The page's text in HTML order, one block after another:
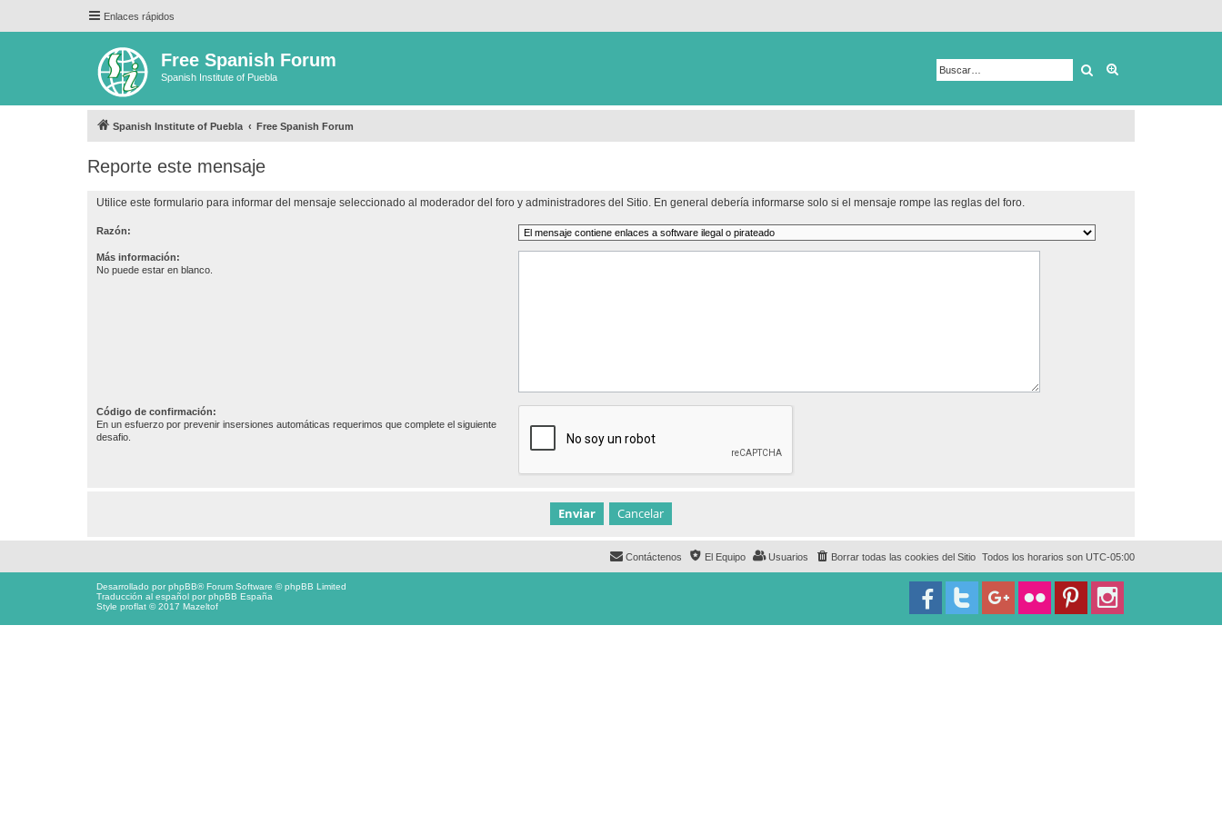
Enlaces rápidos
Free Spanish Forum
Spanish Institute of Puebla Buscar
Spanish Institute of Puebla Free Spanish Forum
Reporte este mensaje
Utilice este formulario para informar del mensaje seleccionado al moderador del foro y administradores del Sitio. En general debería informarse solo si el mensaje rompe las reglas del foro.
Razón:
Más información:
No puede estar en blanco.
Código de confirmación:
En un esfuerzo por prevenir insersiones automáticas requerimos que complete el siguiente
desafio.
Todos los horarios son UTC-05:00
Borrar todas las cookies del Sitio
Usuarios
El Equipo
Contáctenos
Desarrollado porphpBB® Forum Software © phpBB Limited
Traducción al español porphpBB España
Style proflat © 2017 Mazeltof